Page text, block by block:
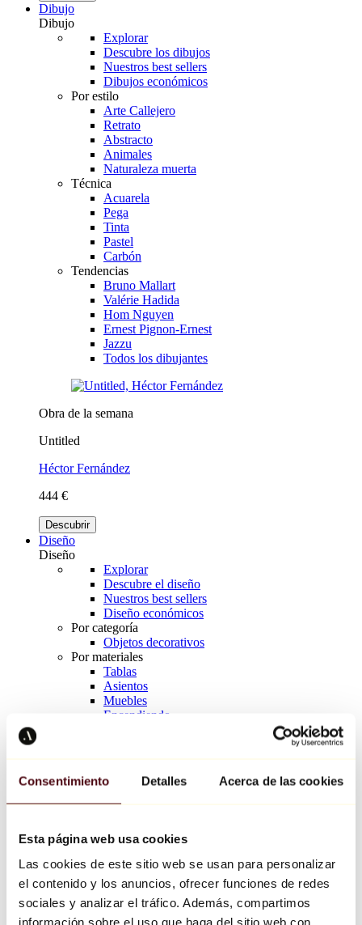
Consentimiento Detalles Acerca de las cookies
Esta página web usa cookies
Las cookies de este sitio web se usan para personalizar
el contenido y los anuncios, ofrecer funciones de redes
sociales y analizar el tráfico. Además, compartimos
información sobre el uso que haga del sitio web con
Dibujo
Dibujo
Explorar
Descubre los dibujos
Nuestros best sellers
Dibujos económicos
Por estilo
Arte Callejero
Retrato
Abstracto
Animales
Naturaleza muerta
Técnica
Acuarela
Pega
Tinta
Pastel
Carbón
Tendencias
Bruno Mallart
Valérie Hadida
Hom Nguyen
Ernest Pignon-Ernest
Jazzu
Todos los dibujantes
Obra de la semana
Untitled
Héctor Fernández
444 €
Descubrir
Diseño
Diseño
Explorar
Descubre el diseño
Nuestros best sellers
Diseño económicos
Por categoría
Objetos decorativos
Por materiales
Tablas
Asientos
Muebles
Encendiendo
Richard Orlinski
Keith Haring
Jeff Koons
Jean-Michel Basquiat
Todos los diseñadores
Obra de la semana